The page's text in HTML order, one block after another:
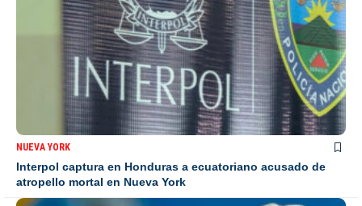
NUEVA YORK
Interpol captura en Honduras a ecuatoriano acusado de
atropello mortal en Nueva York